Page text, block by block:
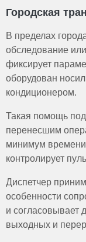
Городская
В пределах
обследование
фиксирует
оборудован
кондиционером.
Такая помощь
перенесшим
минимум
контролирует
Диспетчер
особенности
и согласовывает
выходных и